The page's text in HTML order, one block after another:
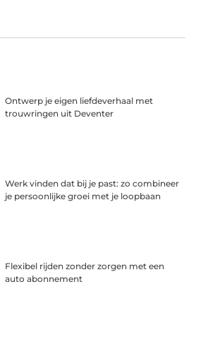
Ontwerp je eigen liefdeverhaal met
trouwringen uit Deventer
Werk vinden dat bij je past: zo combineer
je persoonlijke groei met je loopbaan
Flexibel rijden zonder zorgen met een
auto abonnement